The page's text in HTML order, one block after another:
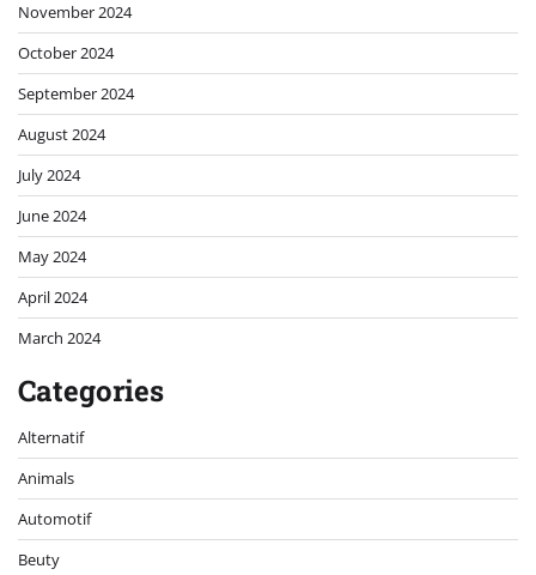
November 2024
October 2024
September 2024
August 2024
July 2024
June 2024
May 2024
April 2024
March 2024
Categories
Alternatif
Animals
Automotif
Beuty